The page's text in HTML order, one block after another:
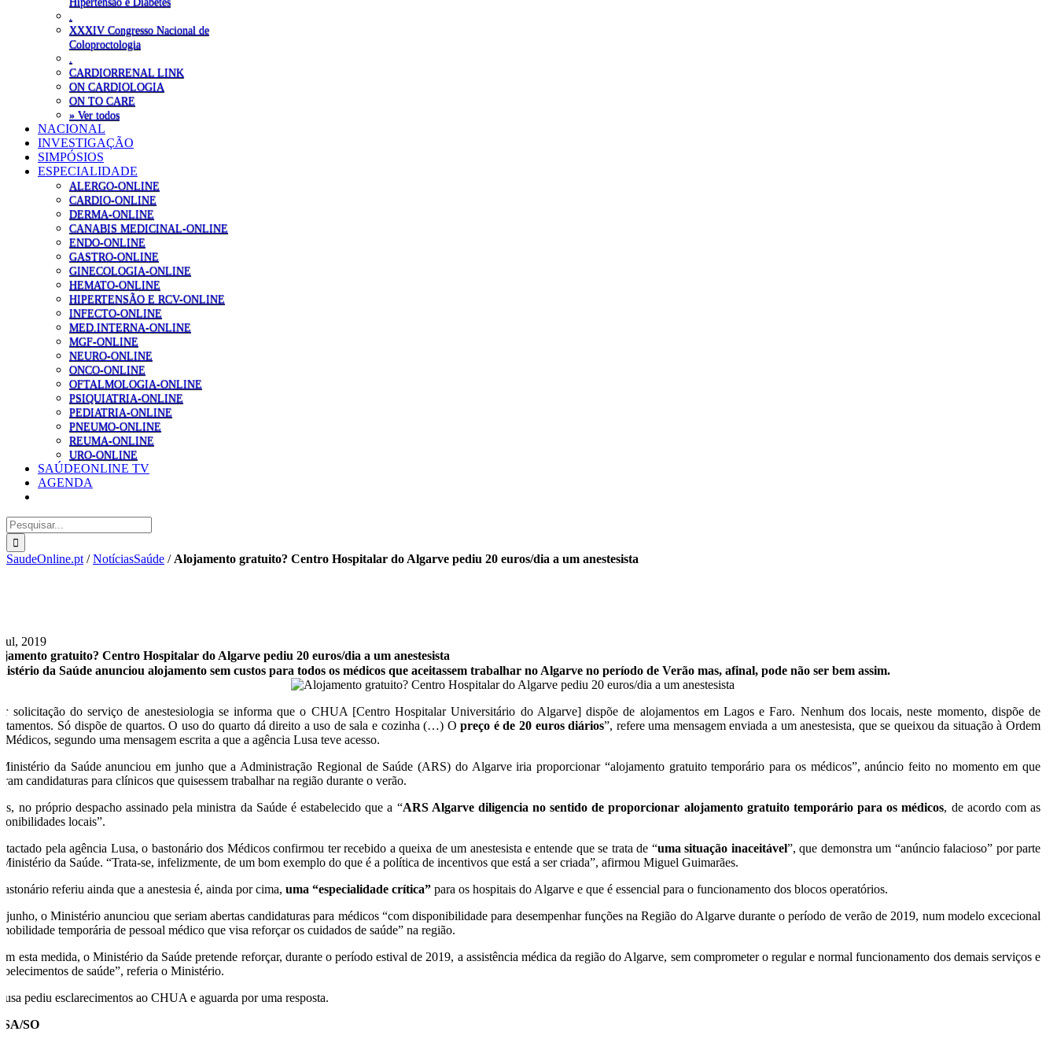
XXXIV Congresso Nacional de
Coloproctologia
CARDIORRENAL LINK
ON CARDIOLOGIA
ON TO CARE
» Ver todos
NACIONAL
INVESTIGAÇÃO
SIMPÓSIOS
ESPECIALIDADE
ALERGO-ONLINE
CARDIO-ONLINE
DERMA-ONLINE
CANABIS MEDICINAL-ONLINE
ENDO-ONLINE
GASTRO-ONLINE
GINECOLOGIA-ONLINE
HEMATO-ONLINE
HIPERTENSÃO E RCV-ONLINE
INFECTO-ONLINE
MED.INTERNA-ONLINE
MGF-ONLINE
NEURO-ONLINE
ONCO-ONLINE
OFTALMOLOGIA-ONLINE
PSIQUIATRIA-ONLINE
PEDIATRIA-ONLINE
PNEUMO-ONLINE
REUMA-ONLINE
URO-ONLINE
SAÚDEONLINE TV
AGENDA
Pesquisar
SaudeOnline.pt /NotíciasSaúde / Alojamento gratuito? Centro Hospitalar do Algarve pediu 20 euros/dia a um anestesista
2019
gratuito? Centro Hospitalar do Algarve pediu 20 euros/dia a um anestesista
da Saúde anunciou alojamento sem custos para todos os médicos que aceitassem trabalhar no Algarve no período de Verão mas, afinal, pode não ser bem assim.
solicitação do serviço de anestesiologia se informa que o CHUA [Centro Hospitalar Universitário do Algarve] dispõe de alojamentos em Lagos e Faro. Nenhum dos locais, neste momento, dispõe de
Só dispõe de quartos. O uso do quarto dá direito a uso de sala e cozinha (…) Opreço é de 20 euros diários”, refere uma mensagem enviada a um anestesista, que se queixou da situação à Ordem
Médicos, segundo uma mensagem escrita a que a agência Lusa teve acesso.
da Saúde anunciou em junho que a Administração Regional de Saúde (ARS) do Algarve iria proporcionar “alojamento gratuito temporário para os médicos”, anúncio feito no momento em que
candidaturas para clínicos que quisessem trabalhar na região durante o verão.
no próprio despacho assinado pela ministra da Saúde é estabelecido que a “ARS Algarve diligencia no sentido de proporcionar alojamento gratuito temporário para os médicos, de acordo com as
locais”.
pela agência Lusa, o bastonário dos Médicos confirmou ter recebido a queixa de um anestesista e entende que se trata de “uma situação inaceitável”, que demonstra um “anúncio falacioso” por parte
da Saúde. “Trata-se, infelizmente, de um bom exemplo do que é a política de incentivos que está a ser criada”, afirmou Miguel Guimarães.
referiu ainda que a anestesia é, ainda por cima, uma “especialidade crítica” para os hospitais do Algarve e que é essencial para o funcionamento dos blocos operatórios.
junho, o Ministério anunciou que seriam abertas candidaturas para médicos “com disponibilidade para desempenhar funções na Região do Algarve durante o período de verão de 2019, num modelo excecional
temporária de pessoal médico que visa reforçar os cuidados de saúde” na região.
esta medida, o Ministério da Saúde pretende reforçar, durante o período estival de 2019, a assistência médica da região do Algarve, sem comprometer o regular e normal funcionamento dos demais serviços e
de saúde”, referia o Ministério.
pediu esclarecimentos ao CHUA e aguarda por uma resposta.
SO